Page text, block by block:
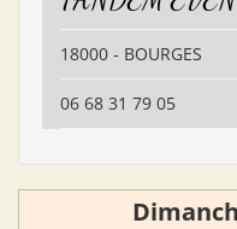
18000 - BOURGES
06 68 31 79 05